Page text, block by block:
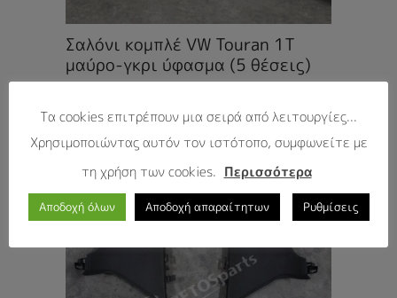
Σαλόνι κομπλέ VW Touran 1T
μαύρο-γκρι ύφασμα (5 θέσεις)
Τα cookies επιτρέπουν μια σειρά από λειτουργίες...
Χρησιμοποιώντας αυτόν τον ιστότοπο, συμφωνείτε με
τη χρήση των cookies. Περισσότερα
Αποδοχή όλων Αποδοχή απαραίτητων Ρυθμίσεις